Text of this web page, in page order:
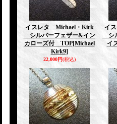
イスレタ Michael・Kirk
シルバーフェザー&イン
カローズ付 TOP[Michael
Kirk9]
22,000円(税込)
イ
シ
イ